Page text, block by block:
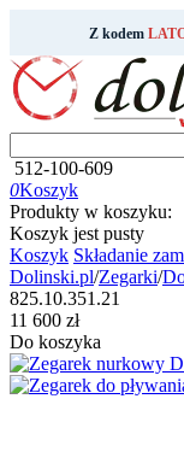
Z kodem
512-100-609
0Koszyk
Produkty w koszyku:
Koszyk jest pusty
Koszyk Składanie
Dolinski.pl/Zegarki/
825.10.351.21
‍11 600‍ zł
Do koszyka